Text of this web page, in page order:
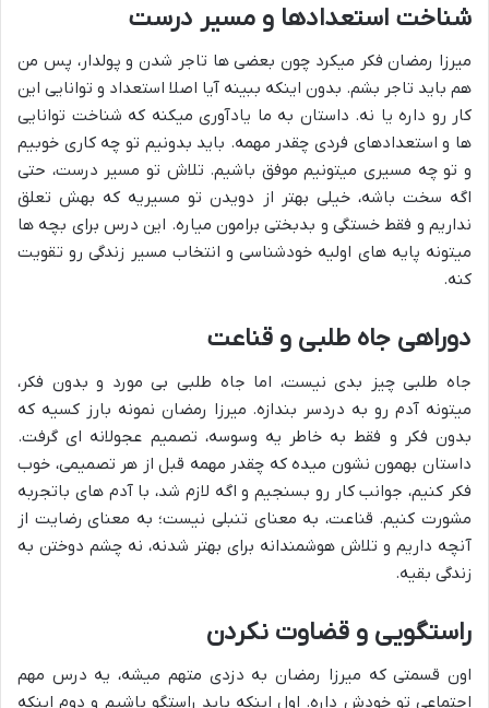
شناخت استعدادها و مسیر درست
میرزا رمضان فکر میکرد چون بعضی ها تاجر شدن و پولدار، پس من
هم باید تاجر بشم. بدون اینکه ببینه آیا اصلا استعداد و توانایی این
کار رو داره یا نه. داستان به ما یادآوری میکنه که شناخت توانایی
ها و استعدادهای فردی چقدر مهمه. باید بدونیم تو چه کاری خوبیم
و تو چه مسیری میتونیم موفق باشیم. تلاش تو مسیر درست، حتی
اگه سخت باشه، خیلی بهتر از دویدن تو مسیریه که بهش تعلق
نداریم و فقط خستگی و بدبختی برامون میاره. این درس برای بچه ها
میتونه پایه های اولیه خودشناسی و انتخاب مسیر زندگی رو تقویت
کنه.
دوراهی جاه طلبی و قناعت
جاه طلبی چیز بدی نیست، اما جاه طلبی بی مورد و بدون فکر،
میتونه آدم رو به دردسر بندازه. میرزا رمضان نمونه بارز کسیه که
بدون فکر و فقط به خاطر یه وسوسه، تصمیم عجولانه ای گرفت.
داستان بهمون نشون میده که چقدر مهمه قبل از هر تصمیمی، خوب
فکر کنیم، جوانب کار رو بسنجیم و اگه لازم شد، با آدم های باتجربه
مشورت کنیم. قناعت، به معنای تنبلی نیست؛ به معنای رضایت از
آنچه داریم و تلاش هوشمندانه برای بهتر شدنه، نه چشم دوختن به
زندگی بقیه.
راستگویی و قضاوت نکردن
اون قسمتی که میرزا رمضان به دزدی متهم میشه، یه درس مهم
اجتماعی تو خودش داره. اول اینکه باید راستگو باشیم و دوم اینکه